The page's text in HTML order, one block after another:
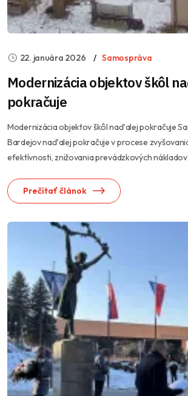
22. januára 2026 Samospráva
Modernizácia objektov škôl
pokračuje
Modernizácia objektov škôl naďalej pokračuje
Bardejov naďalej pokračuje v procese
efektívnosti, znižovania prevádzkových nákladov
Prečítať článok